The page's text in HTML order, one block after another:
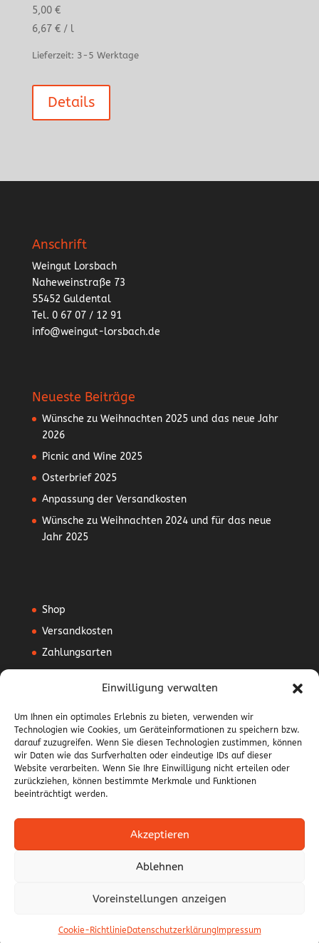
Einwilligung verwalten
Um Ihnen ein optimales Erlebnis zu bieten, verwenden wir
Technologien wie Cookies, um Geräteinformationen zu speichern bzw.
darauf zuzugreifen. Wenn Sie diesen Technologien zustimmen, können
wir Daten wie das Surfverhalten oder eindeutige IDs auf dieser
Website verarbeiten. Wenn Sie Ihre Einwilligung nicht erteilen oder
zurückziehen, können bestimmte Merkmale und Funktionen
beeinträchtigt werden.
Akzeptieren
Ablehnen
Voreinstellungen anzeigen
Cookie-Richtlinie DatenschutzerklärungImpressum
5,00 €
6,67 €/ l
Lieferzeit: 3-5 Werktage
Details
Anschrift
Weingut Lorsbach
Naheweinstraße 73
55452 Guldental
Tel. 0 67 07 / 12 91
info@weingut-lorsbach.de
Neueste Beiträge
Wünsche zu Weihnachten 2025 und das neue Jahr
2026
Picnic and Wine 2025
Osterbrief 2025
Anpassung der Versandkosten
Wünsche zu Weihnachten 2024 und für das neue
Jahr 2025
Shop
Versandkosten
Zahlungsarten
AGB
Impressum
Datenschutzerklärung
Widerrufsbelehrung
Durchgestrichene Preise entsprechen dem bisherigen
Powered byZiLoX IT